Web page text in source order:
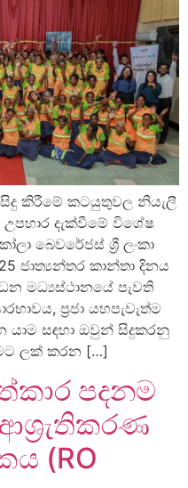
කිරීමේ කටයුතුවල නියැලී
දැක්වීමේ විශේෂ
බෙවරේජස් ශ්‍රී ලංකා
ජාත්‍යන්තර කාන්තා දිනය
මධ්‍යස්ථානයේ පැවති
ප්‍රජා යහපැවැත්ම
යාම සඳහා ඔවුන් සිදුකරනු
ලක් කරන […]
පදනම
ආශ්‍රැතිකරණ
(RO